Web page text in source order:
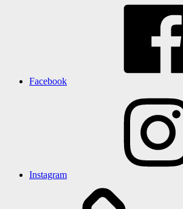
Facebook
Instagram